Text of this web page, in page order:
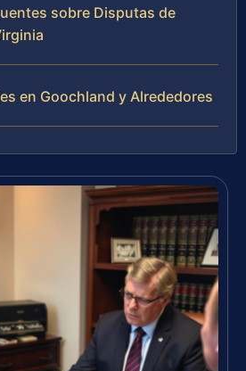
sobre Disputas de
en Goochland y Alrededores